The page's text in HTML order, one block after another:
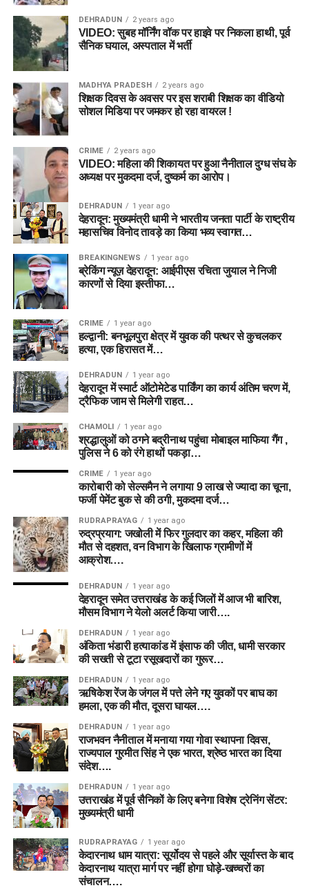
DEHRADUN 2 years ago
VIDEO: सुबह मॉर्निंग वॉक पर हाइवे पर निकला हाथी, पूर्व
सैनिक घयाल, अस्पताल में भर्ती
MADHYA PRADESH 2 years ago
शिक्षक दिवस के अवसर पर इस शराबी शिक्षक का वीडियो
सोशल मिडिया पर जमकर हो रहा वायरल !
CRIME 2 years ago
VIDEO: महिला की शिकायत पर हुआ नैनीताल दुग्ध संघ के
अध्यक्ष पर मुकदमा दर्ज, दुष्कर्म का आरोप।
DEHRADUN 1 year ago
देहरादून: मुख्यमंत्री धामी ने भारतीय जनता पार्टी के राष्ट्रीय
महासचिव विनोद तावड़े का किया भव्य स्वागत…
BREAKINGNEWS 1 year ago
ब्रेकिंग न्यूज़ देहरादून: आईपीएस रचिता जुयाल ने निजी
कारणों से दिया इस्तीफा…
CRIME 1 year ago
हल्द्वानी: बनभूलपुरा क्षेत्र में युवक की पत्थर से कुचलकर
हत्या, एक हिरासत में…
DEHRADUN 1 year ago
देहरादून में स्मार्ट ऑटोमेटेड पार्किंग का कार्य अंतिम चरण में,
ट्रैफिक जाम से मिलेगी राहत…
CHAMOLI 1 year ago
श्रद्धालुओं को ठगने बद्रीनाथ पहुंचा मोबाइल माफिया गैंग ,
पुलिस ने 6 को रंगे हाथों पकड़ा…
CRIME 1 year ago
कारोबारी को सेल्समैन ने लगाया 9 लाख से ज्यादा का चूना,
फर्जी पेमेंट बुक से की ठगी, मुकदमा दर्ज…
RUDRAPRAYAG 1 year ago
रुद्रप्रयाग: जखोली में फिर गुलदार का कहर, महिला की
मौत से दहशत, वन विभाग के खिलाफ ग्रामीणों में
आक्रोश….
DEHRADUN 1 year ago
देहरादून समेत उत्तराखंड के कई जिलों में आज भी बारिश,
मौसम विभाग ने येलो अलर्ट किया जारी….
DEHRADUN 1 year ago
अंकिता भंडारी हत्याकांड में इंसाफ की जीत, धामी सरकार
की सख्ती से टूटा रसूखदारों का गुरूर…
DEHRADUN 1 year ago
ऋषिकेश रेंज के जंगल में पत्ते लेने गए युवकों पर बाघ का
हमला, एक की मौत, दूसरा घायल….
DEHRADUN 1 year ago
राजभवन नैनीताल में मनाया गया गोवा स्थापना दिवस,
राज्यपाल गुरमीत सिंह ने एक भारत, श्रेष्ठ भारत का दिया
संदेश….
DEHRADUN 1 year ago
उत्तराखंड में पूर्व सैनिकों के लिए बनेगा विशेष ट्रेनिंग सेंटर:
मुख्यमंत्री धामी
RUDRAPRAYAG 1 year ago
केदारनाथ धाम यात्रा: सूर्योदय से पहले और सूर्यास्त के बाद
केदारनाथ यात्रा मार्ग पर नहीं होगा घोड़े-खच्चरों का
संचालन….